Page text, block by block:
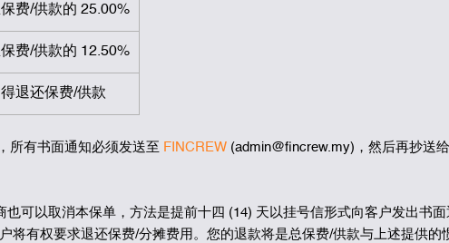
费/供款的 25.00%
费/供款的 12.50%
退还保费/供款
所有书面通知必须发送至 FINCREW (admin@fincrew.my)，然后再抄送
也可以取消本保单，方法是提前十四 (14) 天以挂号信形式向客户发出书
将有权要求退还保费/分摊费用。您的退款将是总保费/供款与上述提供